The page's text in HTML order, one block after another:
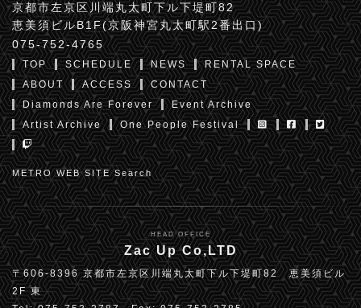
京都市左京区川端丸太町下ル下堤町82
恵美須ビルB1F(京阪神宮丸太町駅2番出口)
075-752-4765
TOP SCHEDULE NEWS
RENTAL SPACE
ABOUT
ACCESS
CONTACT
Diamonds Are Forever
Event Archive
Artist Archive
One People Festival
METRO WEB SITE Search
HEAD OFFICE
Zac Up Co,LTD
〒606-8396 京都市左京区川端丸太町下ル下堤町82 恵美須ビル
2F 東